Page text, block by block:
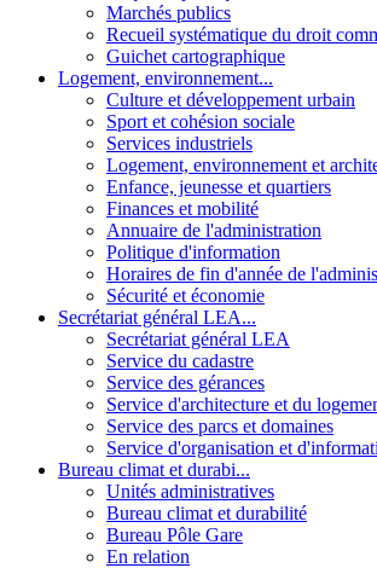
Marchés publics
Recueil systématique du droit
Guichet cartographique
Logement, environnement...
Culture et développement urbain
Sport et cohésion sociale
Services industriels
Logement, environnement et
Enfance, jeunesse et quartiers
Finances et mobilité
Annuaire de l'administration
Politique d'information
Horaires de fin d'année de
Sécurité et économie
Secrétariat général LEA...
Secrétariat général LEA
Service du cadastre
Service des gérances
Service d'architecture et du
Service des parcs et domaines
Service d'organisation et
Bureau climat et durabi...
Unités administratives
Bureau climat et durabilité
Bureau Pôle Gare
En relation